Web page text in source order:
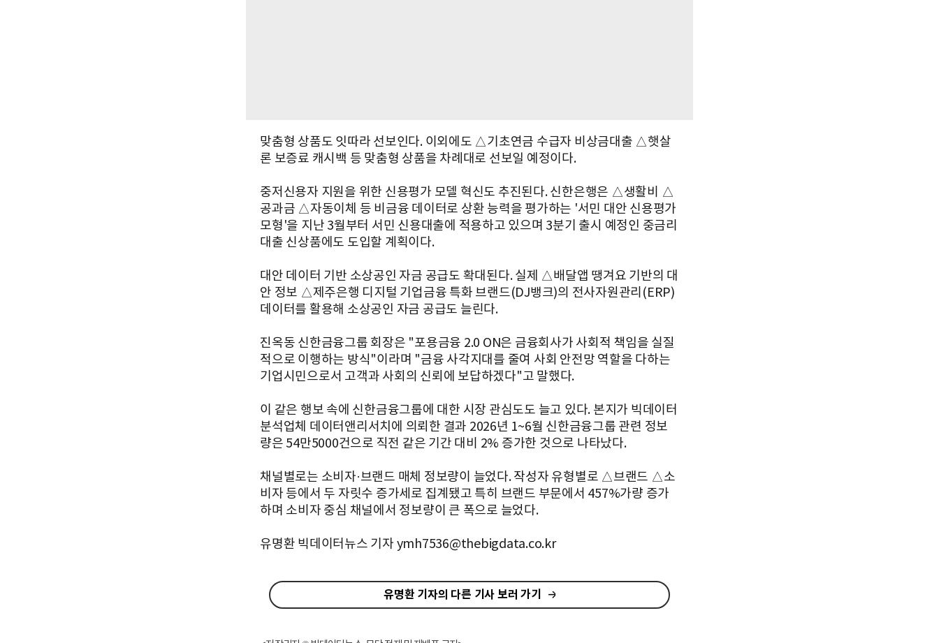
맞춤형 상품도 잇따라 선보인다. 이외에도 △기초연금 수급자 비상금대출 △햇살
론 보증료 캐시백 등 맞춤형 상품을 차례대로 선보일 예정이다.
중저신용자 지원을 위한 신용평가 모델 혁신도 추진된다. 신한은행은 △생활비 △
공과금 △자동이체 등 비금융 데이터로 상환 능력을 평가하는 '서민 대안 신용평가
모형'을 지난 3월부터 서민 신용대출에 적용하고 있으며 3분기 출시 예정인 중금리
대출 신상품에도 도입할 계획이다.
대안 데이터 기반 소상공인 자금 공급도 확대된다. 실제 △배달앱 땡겨요 기반의 대
안 정보 △제주은행 디지털 기업금융 특화 브랜드(DJ뱅크)의 전사자원관리(ERP)
데이터를 활용해 소상공인 자금 공급도 늘린다.
진옥동 신한금융그룹 회장은 "포용금융 2.0 ON은 금융회사가 사회적 책임을 실질
적으로 이행하는 방식"이라며 "금융 사각지대를 줄여 사회 안전망 역할을 다하는
기업시민으로서 고객과 사회의 신뢰에 보답하겠다"고 말했다.
이 같은 행보 속에 신한금융그룹에 대한 시장 관심도도 늘고 있다. 본지가 빅데이터
분석업체 데이터앤리서치에 의뢰한 결과 2026년 1~6월 신한금융그룹 관련 정보
량은 54만5000건으로 직전 같은 기간 대비 2% 증가한 것으로 나타났다.
채널별로는 소비자·브랜드 매체 정보량이 늘었다. 작성자 유형별로 △브랜드 △소
비자 등에서 두 자릿수 증가세로 집계됐고 특히 브랜드 부문에서 457%가량 증가
하며 소비자 중심 채널에서 정보량이 큰 폭으로 늘었다.
유명환 빅데이터뉴스 기자 ymh7536@thebigdata.co.kr
유명환 기자의 다른 기사 보러 가기